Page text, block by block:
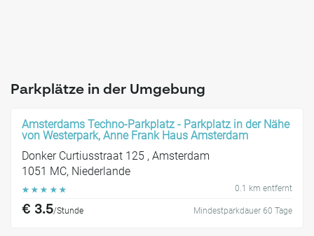
Parkplätze in der Umgebung
Amsterdams Techno-Parkplatz - Parkplatz in der Nähe
von Westerpark, Anne Frank Haus Amsterdam
Donker Curtiusstraat 125 , Amsterdam
1051 MC, Niederlande
☆ ☆ ☆ ☆ ☆ 0.1 km entfernt
€ 3.5/Stunde Mindestparkdauer 60 Tage